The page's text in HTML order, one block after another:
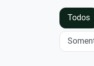
Todos